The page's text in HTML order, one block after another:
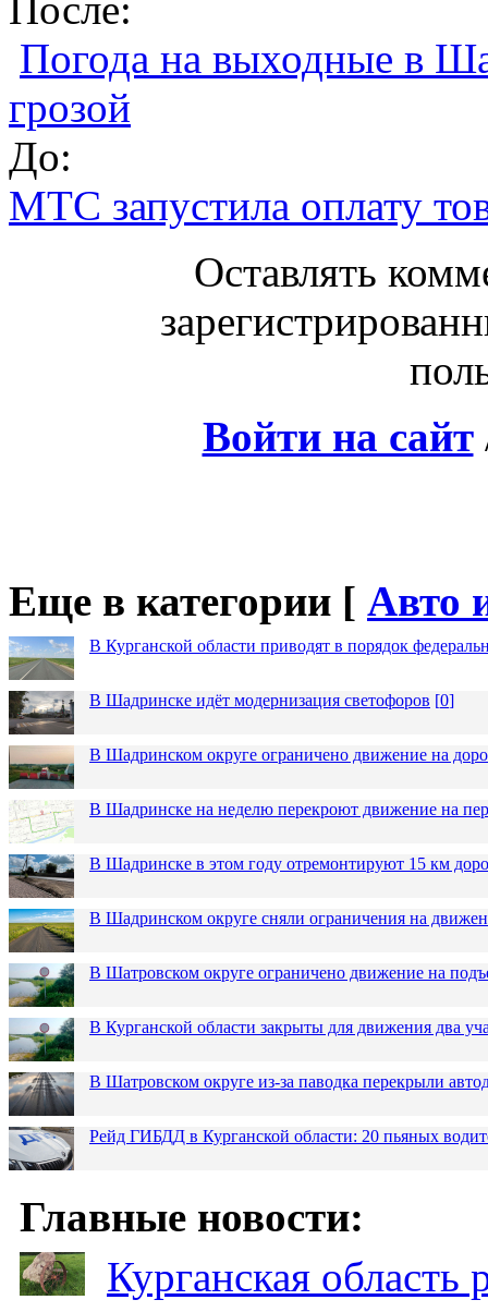
Погода на выходные в
грозой
До:
МТС запустила оплату
Оставлять
Войти на сайт
Еще в категории [ Авто
В Курганской области приводят в порядок
В Шадринске идёт модернизация светофоров [0]
В Шадринском округе ограничено движение на
В Шадринске на неделю перекроют движение на
В Шадринске в этом году отремонтируют 15 км
В Шадринском округе сняли ограничения на
В Шатровском округе ограничено движение на
В Курганской области закрыты для движения два
В Шатровском округе из-за паводка перекрыли
Рейд ГИБДД в Курганской области: 20 пьяных
Главные новости:
Курганская